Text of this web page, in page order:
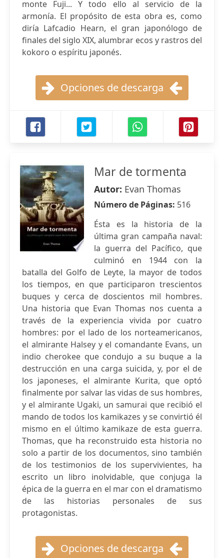
monte Fuji... Y todo ello al servicio de la
armonía. El propósito de esta obra es, como
diría Lafcadio Hearn, el gran japonólogo de
finales del siglo XIX, alumbrar ecos y rastros del
kokoro o espíritu japonés.
Opciones de descarga
Mar de tormenta
Autor: Evan Thomas
Número de Páginas: 516
Ésta es la historia de la
última gran campaña naval:
la guerra del Pacífico, que
culminó en 1944 con la
batalla del Golfo de Leyte, la mayor de todos
los tiempos, en que participaron trescientos
buques y cerca de doscientos mil hombres.
Una historia que Evan Thomas nos cuenta a
través de la experiencia vivida por cuatro
hombres: por el lado de los norteamericanos,
el almirante Halsey y el comandante Evans, un
indio cherokee que condujo a su buque a la
destrucción en una carga suicida, y, por el de
los japoneses, el almirante Kurita, que optó
finalmente por salvar las vidas de sus hombres,
y el almirante Ugaki, un samurai que recibió el
mando de todos los kamikazes y se convirtió él
mismo en el último kamikaze de esta guerra.
Thomas, que ha reconstruido esta historia no
solo a partir de los documentos, sino también
de los testimonios de los supervivientes, ha
escrito un libro inolvidable, que conjuga la
épica de la guerra en el mar con el dramatismo
de las historias personales de sus
protagonistas.
Opciones de descarga